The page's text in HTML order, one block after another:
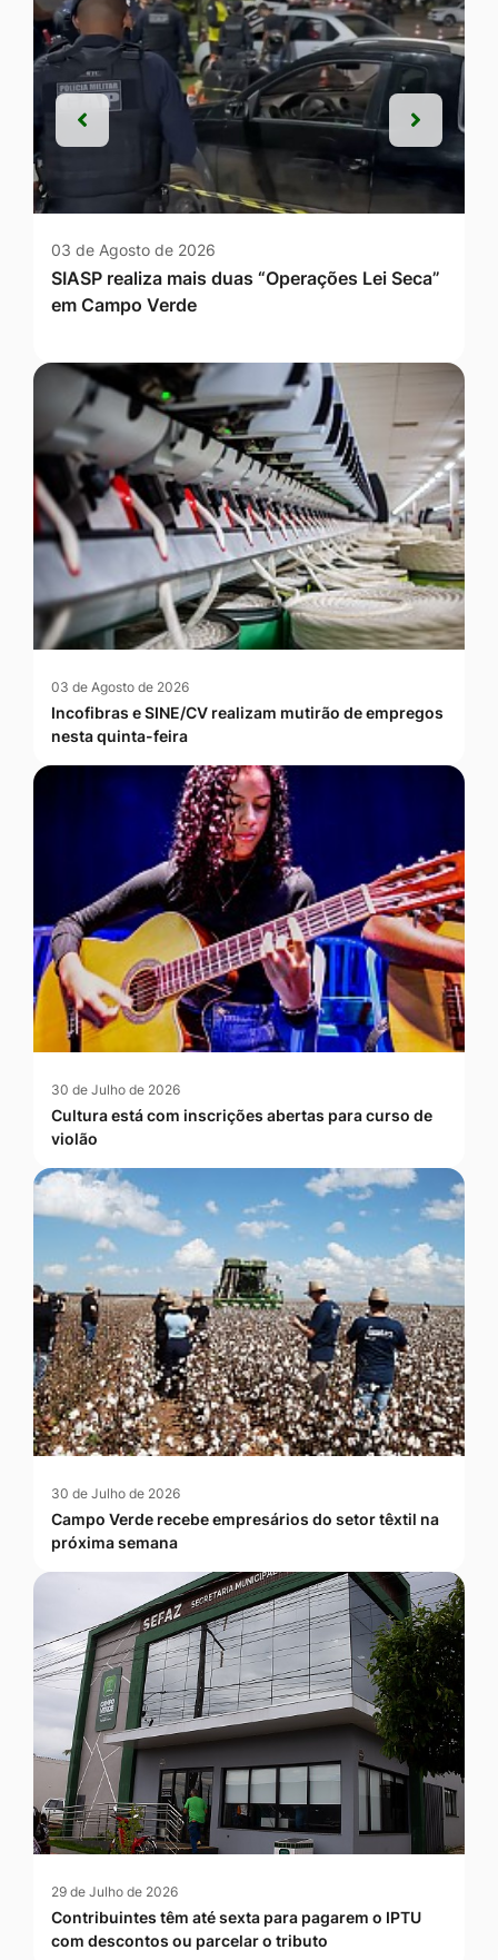
03 de Agosto de 2026
SIASP realiza mais duas “Operações Lei Seca”
em Campo Verde
Anterior
Anterior Próxima
03 de Agosto de 2026
Incofibras e SINE/CV realizam mutirão de empregos
nesta quinta-feira
30 de Julho de 2026
Cultura está com inscrições abertas para curso de
violão
30 de Julho de 2026
Campo Verde recebe empresários do setor têxtil na
próxima semana
29 de Julho de 2026
Contribuintes têm até sexta para pagarem o IPTU
com descontos ou parcelar o tributo